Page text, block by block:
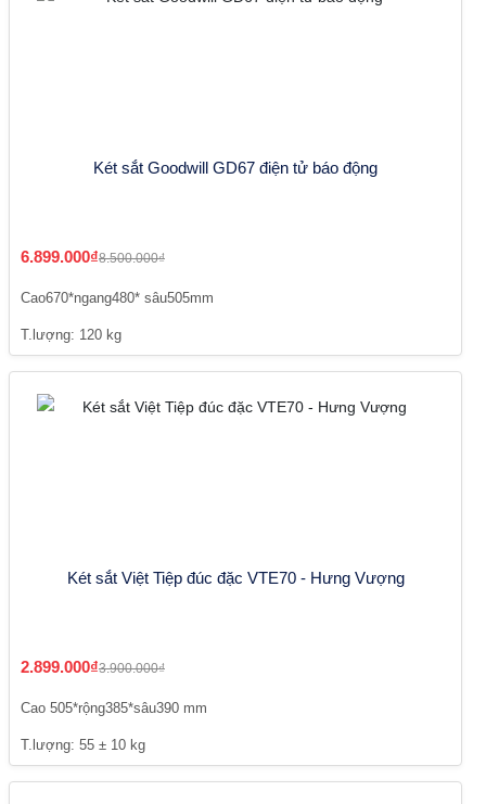
Két sắt Goodwill GD67 điện tử báo động
6.899.000₫8.500.000₫
Cao670*ngang480* sâu505mm
T.lượng: 120 kg
Két sắt Việt Tiệp đúc đặc VTE70 - Hưng Vượng
2.899.000₫3.900.000₫
Cao 505*rộng385*sâu390 mm
T.lượng: 55 ± 10 kg